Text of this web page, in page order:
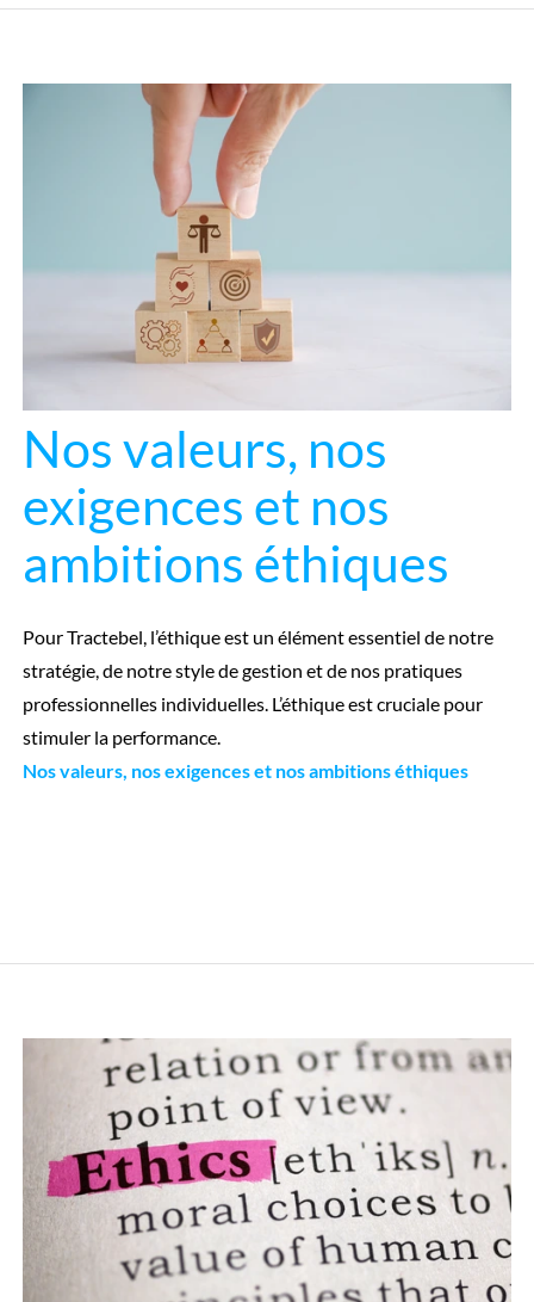
Nos valeurs, nos
exigences et nos
ambitions éthiques
Pour Tractebel, l’éthique est un élément essentiel de notre
stratégie, de notre style de gestion et de nos pratiques
professionnelles individuelles. L’éthique est cruciale pour
stimuler la performance.
Nos valeurs, nos exigences et nos ambitions éthiques